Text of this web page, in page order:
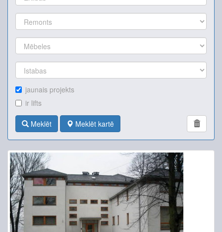
jaunais projekts
ir lifts
Meklēt Meklēt kartē